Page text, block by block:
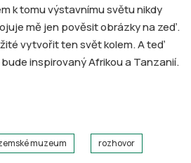
k tomu výstavnímu světu nikdy
mě jen pověsit obrázky na zeď.
vytvořit ten svět kolem. A teď
inspirovaný Afrikou a Tanzanií.
muzeum rozhovor